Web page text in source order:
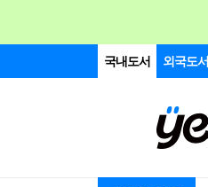
국내도서 외국도서